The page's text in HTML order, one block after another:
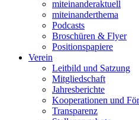
miteinanderaktuell
miteinanderthema
Podcasts
Broschüren & Flyer
Positionspapiere
Verein
Leitbild und Satzung
Mitgliedschaft
Jahresberichte
Kooperationen und
Transparenz